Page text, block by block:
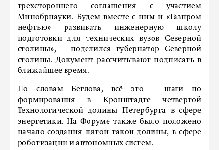
трехстороннего соглашения с участием
Минобрнауки. Будем вместе с ним и «Газпром
нефтью» развивать инженерную школу
подготовки для технических вузов Северной
столицы», – поделился губернатор Северной
столицы. Документ рассчитывают подписать в
ближайшее время.
По словам Беглова, всё это – шаги по
формирования в Кронштадте четвертой
Технологической долины Петербурга в сфере
энергетики. На Форуме также было положено
начало создания пятой такой долины, в сфере
роботизации и автономных систем.